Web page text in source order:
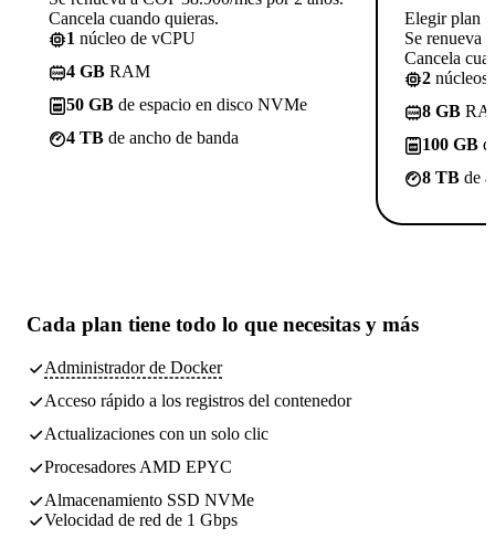
Cancela cuando quieras.
1 núcleo de vCPU
4 GB RAM
50 GB de espacio en disco NVMe
4 TB de ancho de banda
Elegir plan
Se renueva
Cancela
2 núcleos
8 GB
100 GB
8 TB de
Cada plan tiene todo lo que necesitas y más
Administrador de Docker
Acceso rápido a los registros del contenedor
Actualizaciones con un solo clic
Procesadores AMD EPYC
Almacenamiento SSD NVMe
Velocidad de red de 1 Gbps